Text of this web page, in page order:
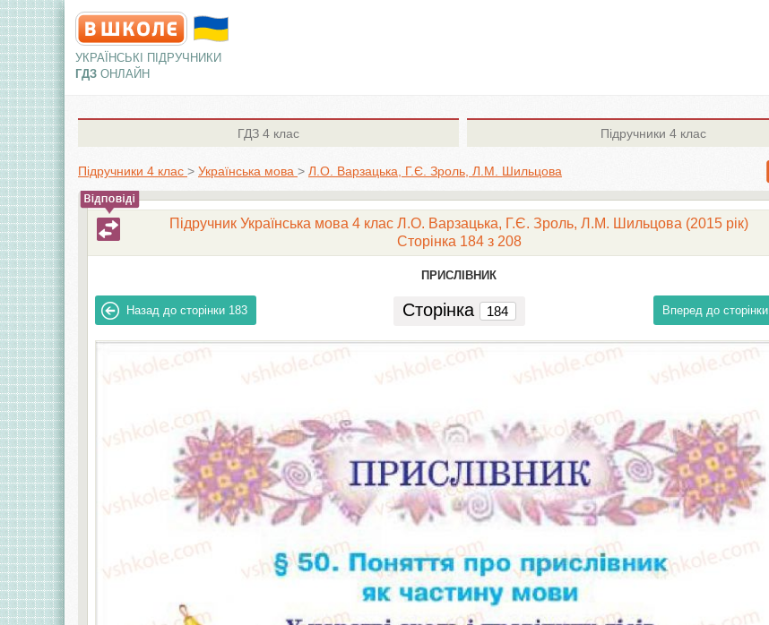
УКРАЇНСЬКІ ПІДРУЧНИКИ
ГДЗ ОНЛАЙН
ГДЗ 4 клас Підручники 4 клас
Підручники 4 клас > Українська мова > Л.О. Варзацька, Г.Є. Зроль, Л.М. Шильцова
Підручник Українська мова 4 клас Л.О. Варзацька, Г.Є. Зроль, Л.М. Шильцова (2015 рік)
Сторінка 184 з 208
ПРИСЛІВНИК
Назад до сторінки 183 Сторінка Вперед до сторінки